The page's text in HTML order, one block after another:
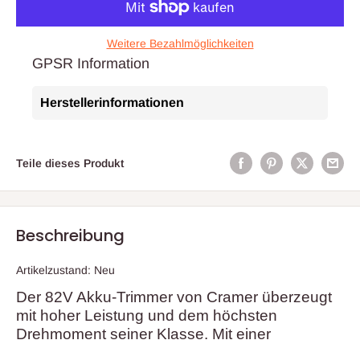
Weitere Bezahlmöglichkeiten
GPSR Information
Herstellerinformationen
Teile dieses Produkt
Beschreibung
Artikelzustand: Neu
Der 82V Akku-Trimmer von Cramer überzeugt
mit hoher Leistung und dem höchsten
Drehmoment seiner Klasse. Mit einer